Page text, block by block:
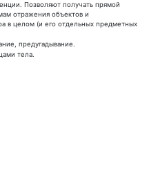
Позволяют получать прямой
отражения объектов и
в целом (и его отдельных предметных
предугадывание.
тела.